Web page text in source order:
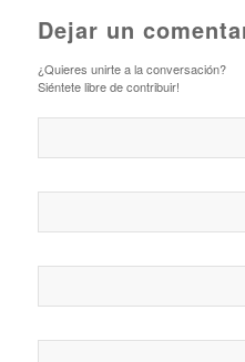
Dejar un
¿Quieres unirte a la conversación?
Siéntete libre de contribuir!